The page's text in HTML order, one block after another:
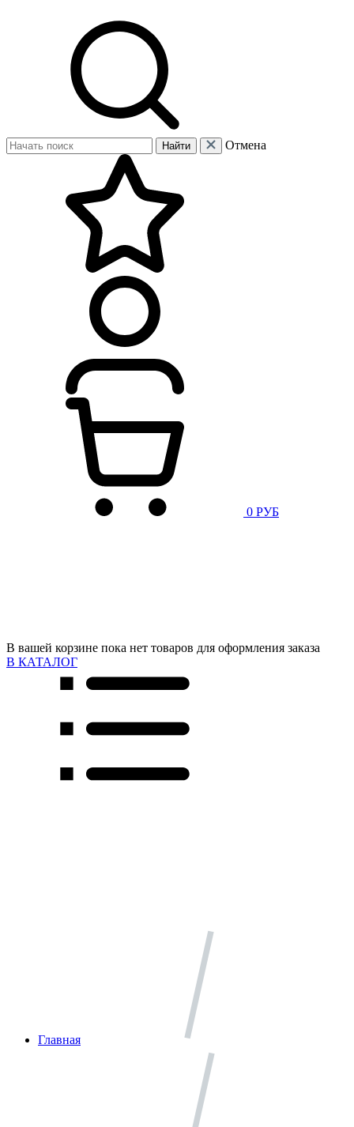
Найти Отмена
0 РУБ
В вашей корзине пока нет товаров для оформления заказа
В КАТАЛОГ
Главная